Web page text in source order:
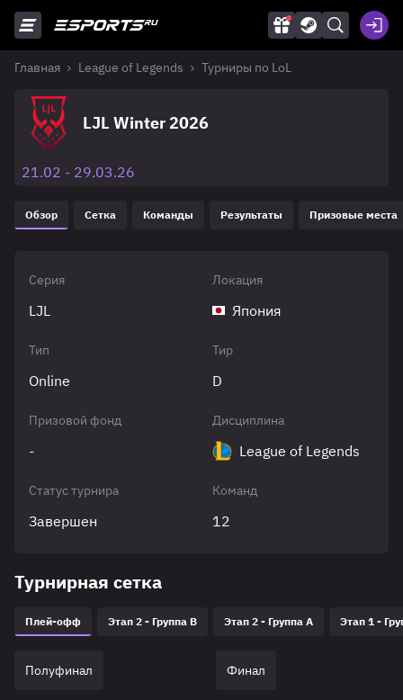
Главная League of Legends Турниры по LoL
LJL Winter 2026
21.02 - 29.03.26
Обзор Сетка Команды Результаты Призовые места
Серия
LJL
Локация
Япония
Тип
Online
Тир
D
Призовой фонд
-
Дисциплина
League of Legends
Статус турнира
Завершен
Команд
12
Турнирная сетка
Плей-офф Этап 2 - Группа B Этап 2 - Группа А Этап 1 -
Полуфинал Финал